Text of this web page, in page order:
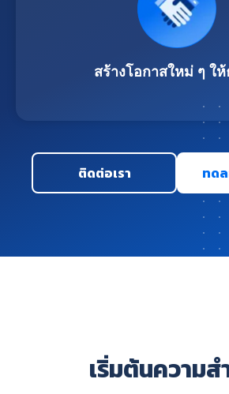
สร้างโอกาสใหม่ ๆ ใ
ติดต่อเรา ทด
เริ่มต้นความส